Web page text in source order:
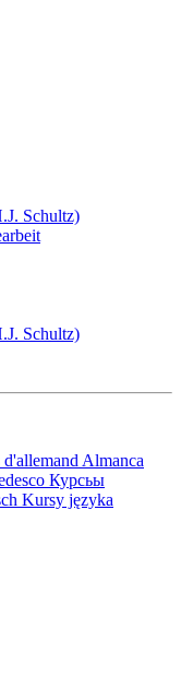
Schultz)
Schultz)
Almanca
Курсьы
Kursy języka